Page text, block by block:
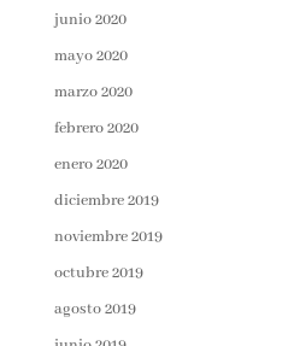
junio 2020
mayo 2020
marzo 2020
febrero 2020
enero 2020
diciembre 2019
noviembre 2019
octubre 2019
agosto 2019